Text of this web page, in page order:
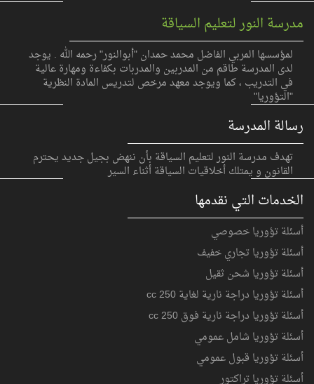
مدرسة النور لتعليم السياقة
لمؤسسها المربي الفاضل محمد حمدان "أبوالنور" رحمه الله . يوجد
لدى المدرسة طاقم من المدربين والمدربات بكفاءة ومهارة عالية
في التدريب ، كما ويوجد معهد مرخص لتدريس المادة النظرية
"التؤوريا"
رسالة المدرسة
تهدف مدرسة النور لتعليم السياقة بأن ننهض بجيل جديد يحترم
القانون و يمتلك أخلاقيات السياقة أثناء السير
الخدمات التي نقدمها
أسئلة تؤوريا خصوصي
أسئلة تؤوريا تجاري خفيف
أسئلة تؤوريا شحن ثقيل
أسئلة تؤوريا دراجة نارية لغاية 250 cc
أسئلة تؤوريا دراجة نارية فوق 250 cc
أسئلة تؤوريا شامل عمومي
أسئلة تؤوريا قبول عمومي
أسئلة تؤوريا تراكتور